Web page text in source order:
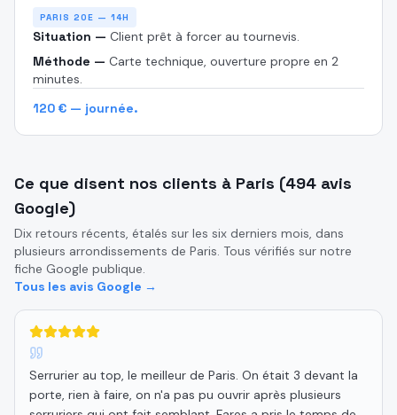
PARIS 20E — 14H
Situation — Client prêt à forcer au tournevis.
Méthode — Carte technique, ouverture propre en 2
minutes.
120 € — journée.
Ce que disent nos clients à Paris (494 avis
Google)
Dix retours récents, étalés sur les six derniers mois, dans
plusieurs arrondissements de Paris. Tous vérifiés sur notre
fiche Google publique.
Tous les avis Google →
5étoiles sur 5
Serrurier au top, le meilleur de Paris. On était 3 devant la
porte, rien à faire, on n'a pas pu ouvrir après plusieurs